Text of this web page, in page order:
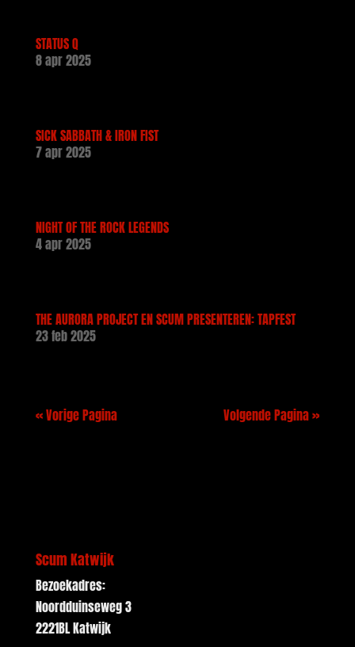
STATUS Q
8 apr 2025
SICK SABBATH & IRON FIST
7 apr 2025
NIGHT OF THE ROCK LEGENDS
4 apr 2025
THE AURORA PROJECT EN SCUM PRESENTEREN: TAPFEST
23 feb 2025
« Vorige Pagina Volgende Pagina »
Scum Katwijk
Bezoekadres:
Noordduinseweg 3
2221BL Katwijk